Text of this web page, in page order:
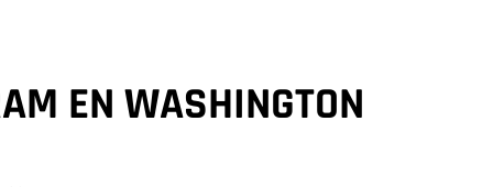
EN WASHINGTON